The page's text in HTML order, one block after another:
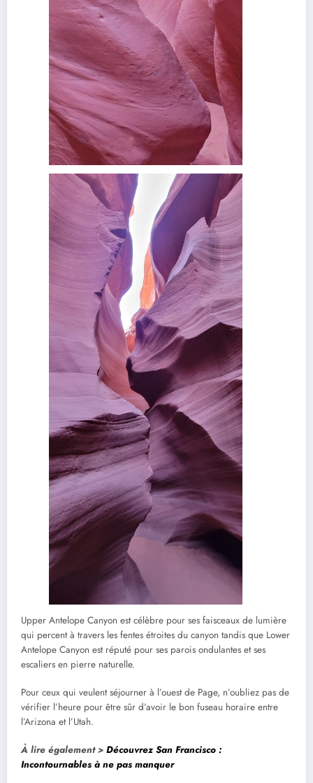
Upper Antelope Canyon est célèbre pour ses faisceaux de lumière
qui percent à travers les fentes étroites du canyon tandis que Lower
Antelope Canyon est réputé pour ses parois ondulantes et ses
escaliers en pierre naturelle.
Pour ceux qui veulent séjourner à l’ouest de Page, n’oubliez pas de
vérifier l’heure pour être sûr d’avoir le bon fuseau horaire entre
l’Arizona et l’Utah.
À lire également > Découvrez San Francisco :
Incontournables à ne pas manquer